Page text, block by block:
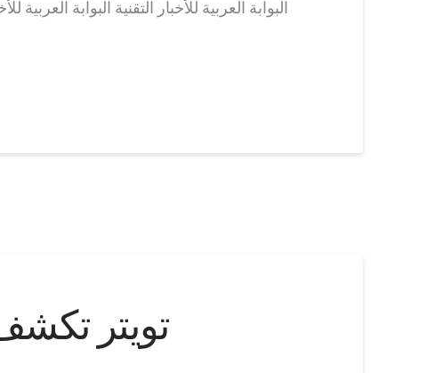
البوابة العربية للأخبار التقنية البوابة
تويتر